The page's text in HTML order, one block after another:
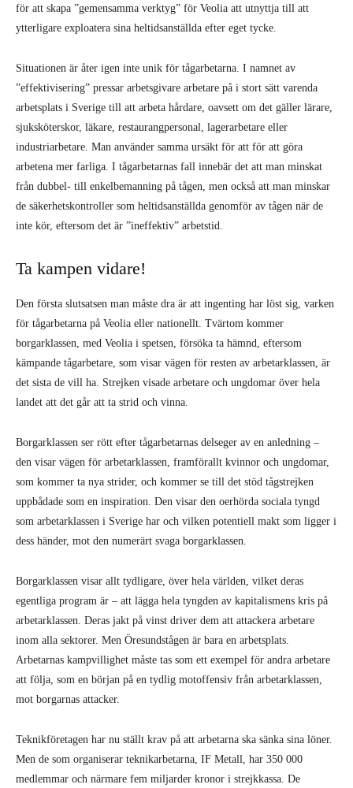
för att skapa ”gemensamma verktyg” för Veolia att utnyttja till att
ytterligare exploatera sina heltidsanställda efter eget tycke.
Situationen är åter igen inte unik för tågarbetarna. I namnet av
”effektivisering” pressar arbetsgivare arbetare på i stort sätt varenda
arbetsplats i Sverige till att arbeta hårdare, oavsett om det gäller lärare,
sjuksköterskor, läkare, restaurangpersonal, lagerarbetare eller
industriarbetare. Man använder samma ursäkt för att för att göra
arbetena mer farliga. I tågarbetarnas fall innebär det att man minskat
från dubbel- till enkelbemanning på tågen, men också att man minskar
de säkerhetskontroller som heltidsanställda genomför av tågen när de
inte kör, eftersom det är ”ineffektiv” arbetstid.
Ta kampen vidare!
Den första slutsatsen man måste dra är att ingenting har löst sig, varken
för tågarbetarna på Veolia eller nationellt. Tvärtom kommer
borgarklassen, med Veolia i spetsen, försöka ta hämnd, eftersom
kämpande tågarbetare, som visar vägen för resten av arbetarklassen, är
det sista de vill ha. Strejken visade arbetare och ungdomar över hela
landet att det går att ta strid och vinna.
Borgarklassen ser rött efter tågarbetarnas delseger av en anledning –
den visar vägen för arbetarklassen, framförallt kvinnor och ungdomar,
som kommer ta nya strider, och kommer se till det stöd tågstrejken
uppbådade som en inspiration. Den visar den oerhörda sociala tyngd
som arbetarklassen i Sverige har och vilken potentiell makt som ligger i
dess händer, mot den numerärt svaga borgarklassen.
Borgarklassen visar allt tydligare, över hela världen, vilket deras
egentliga program är – att lägga hela tyngden av kapitalismens kris på
arbetarklassen. Deras jakt på vinst driver dem att attackera arbetare
inom alla sektorer. Men Öresundstågen är bara en arbetsplats.
Arbetarnas kampvillighet måste tas som ett exempel för andra arbetare
att följa, som en början på en tydlig motoffensiv från arbetarklassen,
mot borgarnas attacker.
Teknikföretagen har nu ställt krav på att arbetarna ska sänka sina löner.
Men de som organiserar teknikarbetarna, IF Metall, har 350 000
medlemmar och närmare fem miljarder kronor i strejkkassa. De